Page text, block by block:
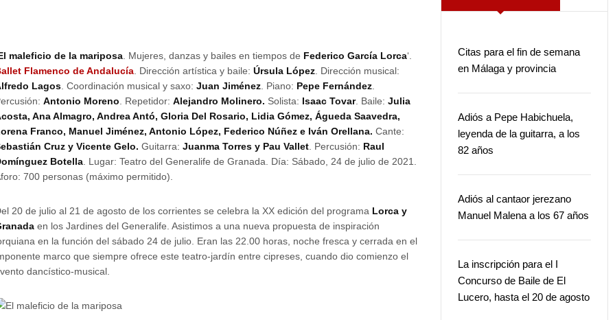
maleficio de la mariposa . Mujeres, danzas y bailes en tiempos de Federico García Lorca‘.
Flamenco de Andalucía . Dirección artística y baile:Úrsula López . Dirección musical:
Lagos . Coordinación musical y saxo:Juan Jiménez . Piano: Pepe Fernández
Antonio Moreno . Repetidor:Alejandro Molinero. Solista: Isaac Tovar. Baile:Julia
Ana Almagro, Andrea Antó, Gloria Del Rosario, Lidia Gómez, Águeda Saavedra,
Franco, Manuel Jiménez, Antonio López, Federico Núñez e Iván Orellana. Cante:
Cruz y Vicente Gelo. Guitarra:Juanma Torres y Pau Vallet . Percusión: Raul
Botella . Lugar: Teatro del Generalife de Granada. Día: Sábado, 24 de julio de 2021.
700 personas (máximo permitido).
20 de julio al 21 de agosto de los corrientes se celebra la XX edición del programa Lorca y
en los Jardines del Generalife. Asistimos a una nueva propuesta de inspiración
en la función del sábado 24 de julio. Eran las 22.00 horas, noche fresca y cerrada en el
marco que siempre ofrece este teatro-jardín entre cipreses, cuando dio comienzo el
dancístico-musical.
Citas para el fin de semana
en Málaga y provincia
Adiós a Pepe Habichuela,
leyenda de la guitarra, a los
82 años
Adiós al cantaor jerezano
Manuel Malena a los 67 años
La inscripción para el I
Concurso de Baile de El
Lucero, hasta el 20 de agosto